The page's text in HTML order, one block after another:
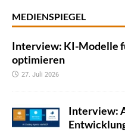
MEDIENSPIEGEL
Interview: KI-Modelle
optimieren
27. Juli 2026
Interview: